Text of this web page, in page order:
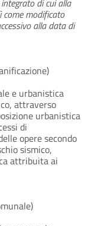
come modificato
alla data di
e urbanistica
attraverso
urbanistica
di
opere secondo
sismico,
attribuita ai